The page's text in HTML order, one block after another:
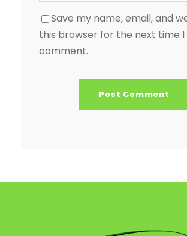
Save my name, email, and
this browser for the next time I
comment.